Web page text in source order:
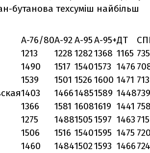
бутанова техсуміш найбільш
А-76/80А-92 А-95А-95+ДТ
1213 1228 12821368 1165 735
1490 1517 15401573 1476
1539 1501 1526 1600 1471 713
1403 146614851589 1448739
1366 1581 16081619 1441
1275 148815051597 1463 715
1506 1516 15401595 1475
1460 148415021593 1466724